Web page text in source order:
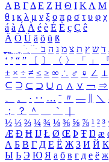
Α Β ΓΔ Ε Ζ Η Θ Ι ΚΛ Μ
θ ι κ λ μ ν ξ ο π ρ σ τ υ φ χ
á à Á À é è É È ç Ç ê
Ä Ö Ü ä ö ü ß
ִֶֹ ֻּ ׁׂ ד ש ץ ת צ מ נ ה ב
‘ ’ “ ” 〔 〕 〈 〉 「 」 『
± × ÷ ≠ ≤ ≥ ∞ ∴ ♂ ♀ ∠ ⊥
⊆ ⊇ ⊂ ⊃ ∪ ∩ ∧ ∨ ￢ ⇒
、
。 · ‥ … ¨ 〃 ― ＼
；
？ ＾ ｀
½ ⅓ ⅔ ¼ ¾ ⅛ ⅜ ⅝ ⅞ ¹ ² ³
Æ Ð Ħ Ĳ Ł Ø Œ Þ Ŧ Ŋ æ
А Б В Г Д Е Ё Ж З И Й К
Ы Ь Э Ю Я а б в г д е ё ж